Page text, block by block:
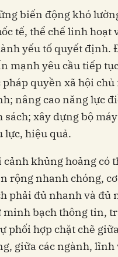
biến động khó
tế, thể chế linh hoạt
yếu tố quyết định.
mạnh yêu cầu tiếp
pháp quyền xã hội
nâng cao năng lực
sách; xây dựng bộ
lực, hiệu quả.
khủng hoảng có
rộng nhanh chóng,
phải đủ nhanh và đủ
minh bạch thông tin,
phối hợp chặt chẽ
giữa các ngành,